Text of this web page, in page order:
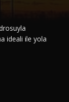
ideali ile yola